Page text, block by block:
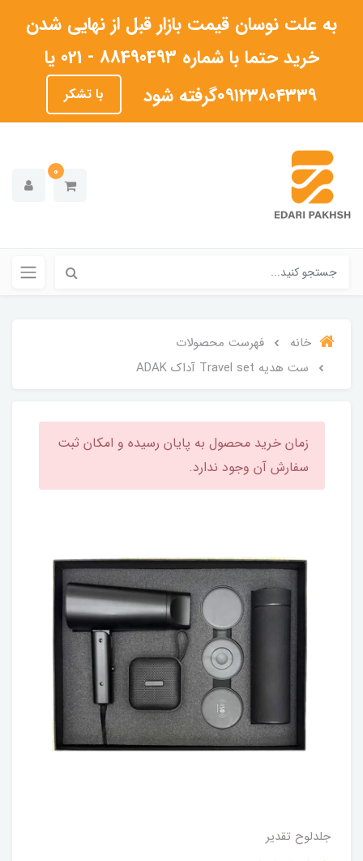
به علت نوسان قیمت بازار قبل از نهایی شدن
خرید حتما با شماره 88490493 - 021 یا
۰۹۱۲۳۸۰۴۳۳۹گرفته شود
با تشکر
0
خانه
فهرست محصولات
ست هدیه Travel set آداک ADAK
زمان خرید محصول به پایان رسیده و امکان ثبت
سفارش آن وجود ندارد.
جلدلوح تقدیر